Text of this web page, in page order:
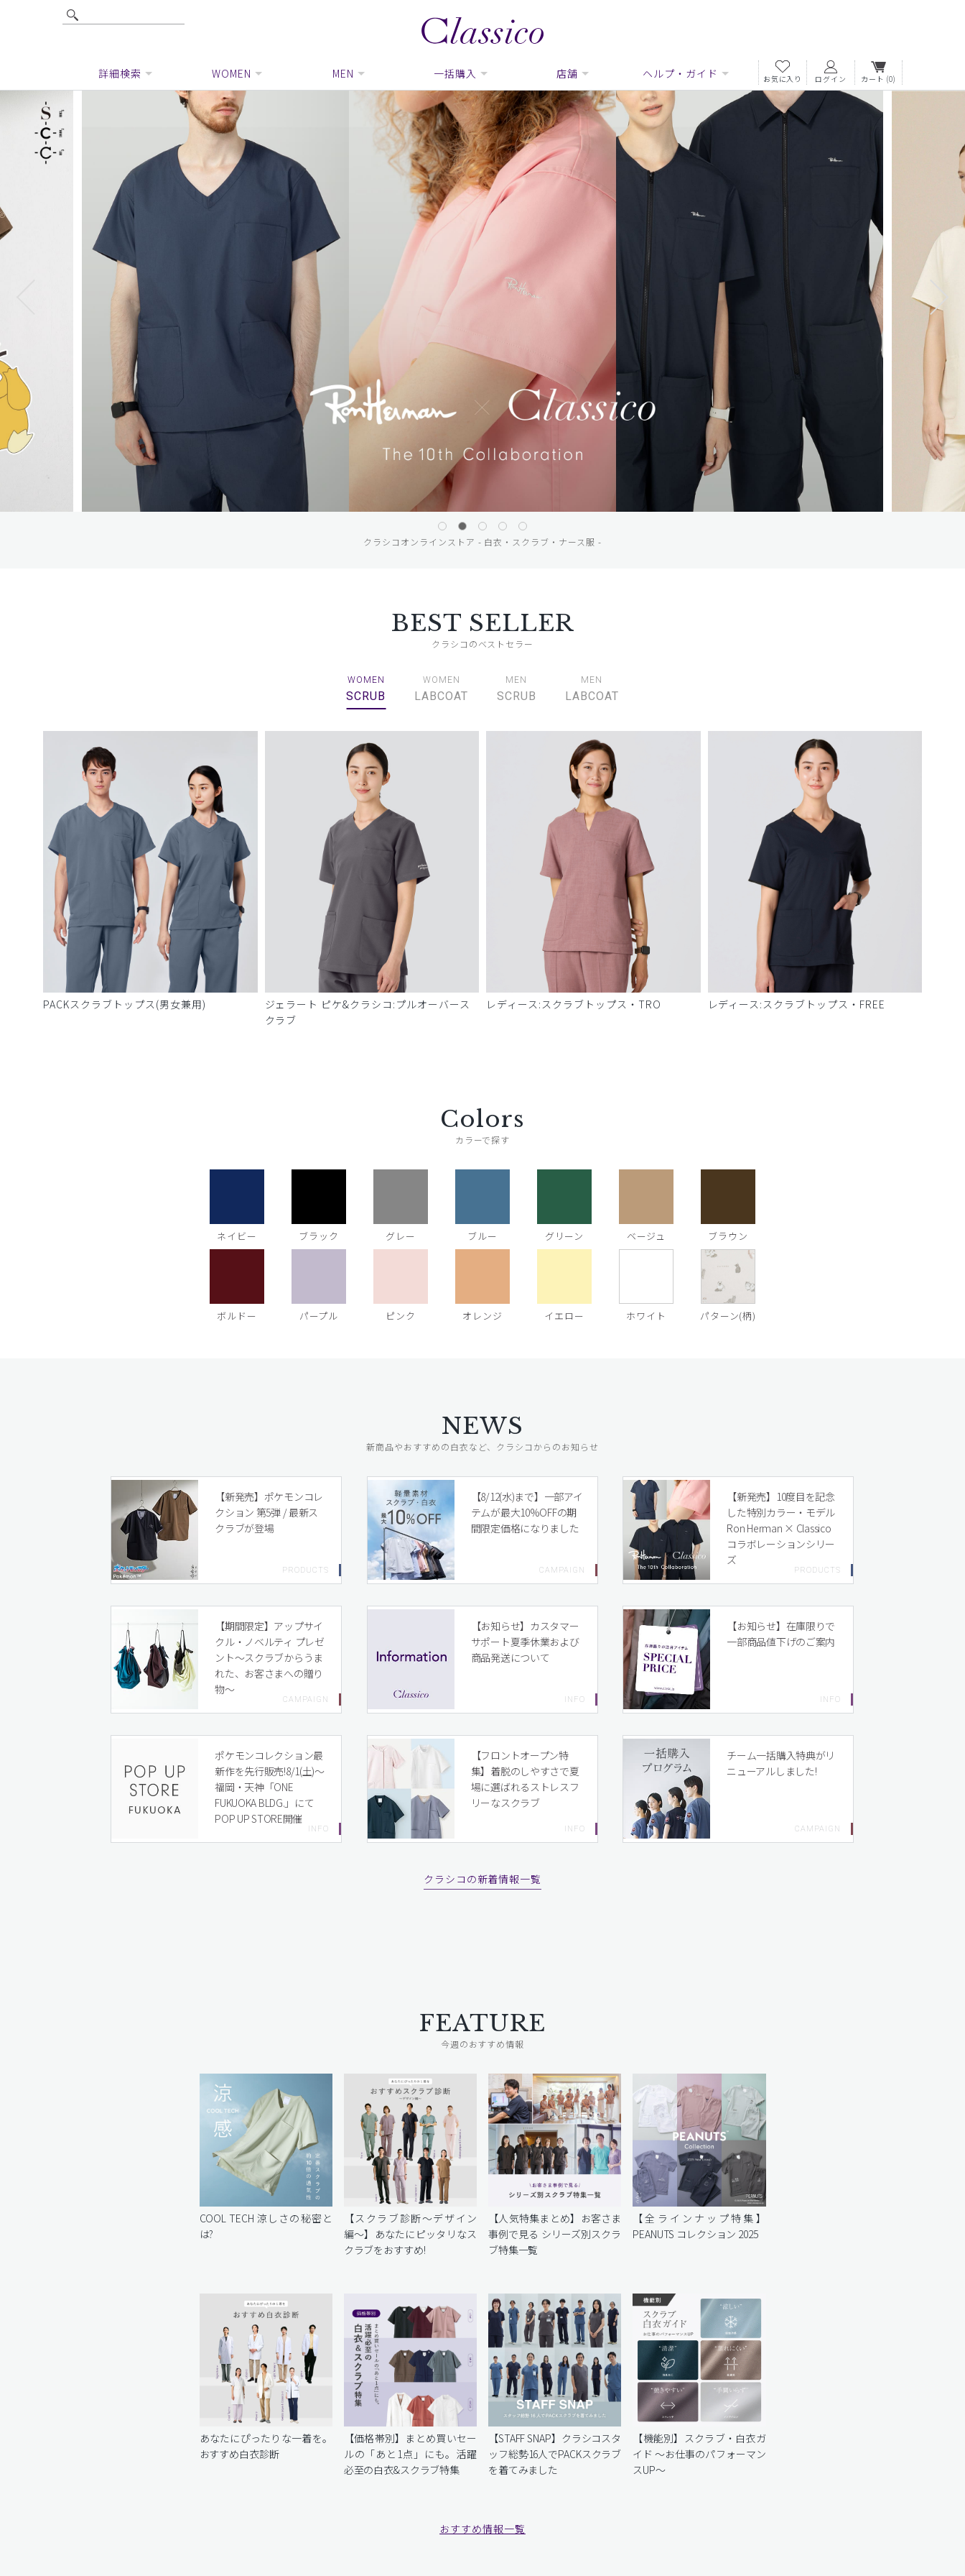
詳細検索 WOMEN MEN 一括購入 店舗 ヘルプ・ガイド お気に入り ログイン カート (0)
クラシコオンラインストア - 白衣・スクラブ・ナース服 -
BEST SELLER
クラシコのベストセラー
WOMEN
SCRUB
WOMEN
LABCOAT
MEN
SCRUB
MEN
LABCOAT
PACKスクラブトップス(男女兼用)
ジェラート ピケ&クラシコ:プルオーバース
クラブ
レディース:スクラブトップス・TRO レディース:スクラブトップス・FREE
Colors
カラーで探す
ネイビー ブラック グレー ブルー グリーン ベージュ ブラウン
ボルドー パープル ピンク オレンジ イエロー ホワイト パターン(柄)
NEWS
新商品やおすすめの白衣など、クラシコからのお知らせ
【新発売】ポケモンコレ
クション 第5弾 / 最新ス
クラブが登場
【8/12(水)まで】一部アイ
テムが最大10%OFFの期
間限定価格になりました
【新発売】10度目を記念
した特別カラー・モデル
Ron Herman × Classico
コラボレーションシリー
ズ
【期間限定】アップサイ
クル・ノベルティ プレゼ
ント〜スクラブからうま
れた、お客さまへの贈り
物〜
【お知らせ】カスタマー
サポート夏季休業および
商品発送について
【お知らせ】在庫限りで
一部商品値下げのご案内
ポケモンコレクション最
新作を先行販売!8/1(土)〜
福岡・天神「ONE
FUKUOKA BLDG.」にて
POP UP STORE開催
【フロントオープン特
集】着脱のしやすさで夏
場に選ばれるストレスフ
リーなスクラブ
チーム一括購入特典がリ
ニューアルしました!
クラシコの新着情報一覧
FEATURE
今週のおすすめ情報
COOL TECH 涼しさの秘密と
は?
【スクラブ診断〜デザイン
編〜】あなたにピッタリなス
クラブをおすすめ!
【人気特集まとめ】お客さま
事例で見る シリーズ別スクラ
ブ特集一覧
【全ラインナップ特集】
PEANUTS コレクション 2025
あなたにぴったりな一着を。
おすすめ白衣診断
【価格帯別】まとめ買いセー
ルの「あと1点」にも。活躍
必至の白衣&スクラブ特集
【STAFF SNAP】クラシコスタ
ッフ総勢16人でPACKスクラブ
を着てみました
【機能別】スクラブ・白衣ガ
イド 〜お仕事のパフォーマン
スUP〜
おすすめ情報一覧